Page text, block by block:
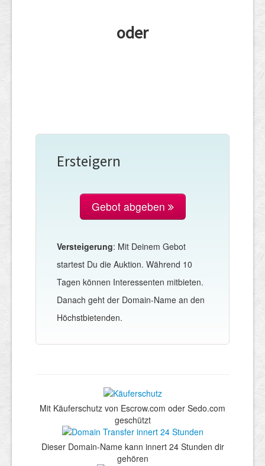
oder
Ersteigern
Gebot abgeben
Versteigerung: Mit Deinem Gebot
startest Du die Auktion. Während 10
Tagen können Interessenten mitbieten.
Danach geht der Domain-Name an den
Höchstbietenden.
Mit Käuferschutz von Escrow.com oder Sedo.com
geschützt
Dieser Domain-Name kann innert 24 Stunden dir
gehören